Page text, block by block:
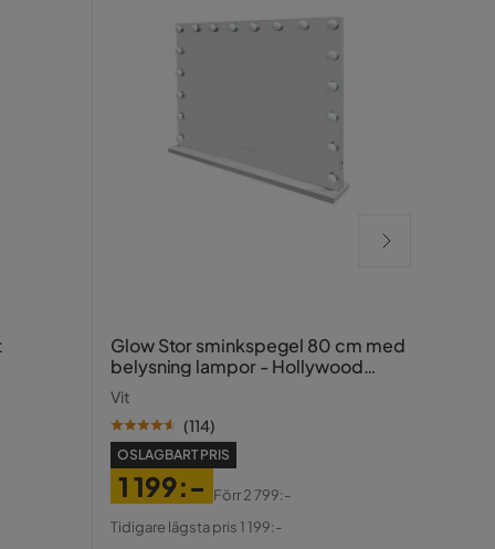
Glow Stor sminkspegel 80 cm med
belysning lampor - Hollywood
spegel med USB-charging
Vit
(114)
OSLAGBART PRIS
Pris
1 199:-
Original
Förr2 799:-
Tidigare lägsta pris 1 199:-